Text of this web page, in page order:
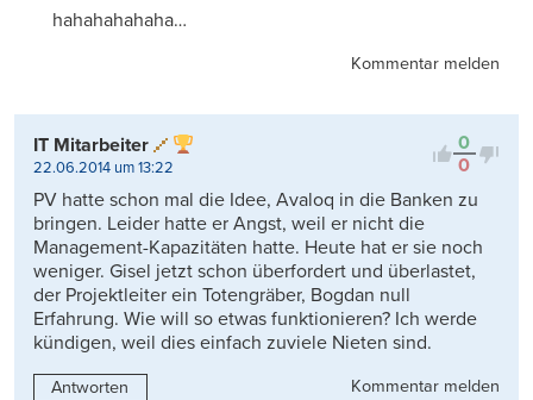
hahahahahaha…
Kommentar melden
0
0
IT Mitarbeiter
22.06.2014 um 13:22
PV hatte schon mal die Idee, Avaloq in die Banken zu
bringen. Leider hatte er Angst, weil er nicht die
Management-Kapazitäten hatte. Heute hat er sie noch
weniger. Gisel jetzt schon überfordert und überlastet,
der Projektleiter ein Totengräber, Bogdan null
Erfahrung. Wie will so etwas funktionieren? Ich werde
kündigen, weil dies einfach zuviele Nieten sind.
Antworten Kommentar melden